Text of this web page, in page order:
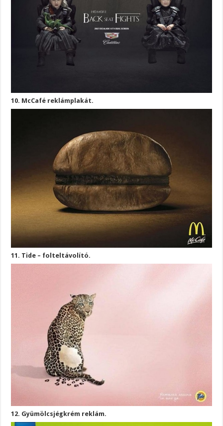
10. McCafé reklámplakát.
11. Tide – folteltávolító.
12. Gyümölcsjégkrém reklám.